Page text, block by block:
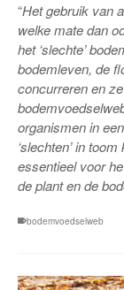
“Het gebruik van
welke mate dan
het ‘slechte’
bodemleven, de
concurreren en
organismen in
‘slechten’ in
essentieel voor
de plant en de
bodemvoedselweb